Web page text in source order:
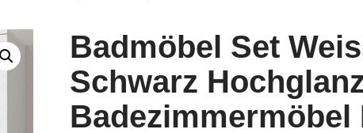
Badmöbel Set
Schwarz
Badezimmermöbel